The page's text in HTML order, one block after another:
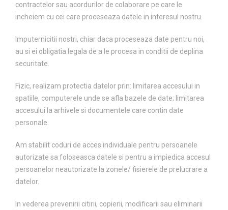
contractelor sau acordurilor de colaborare pe care le
incheiem cu cei care proceseaza datele in interesul nostru.
Imputernicitii nostri, chiar daca proceseaza date pentru noi,
au si ei obligatia legala de a le procesa in conditii de deplina
securitate.
Fizic, realizam protectia datelor prin: limitarea accesului in
spatiile, computerele unde se afla bazele de date; limitarea
accesului la arhivele si documentele care contin date
personale.
Am stabilit coduri de acces individuale pentru persoanele
autorizate sa foloseasca datele si pentru a impiedica accesul
persoanelor neautorizate la zonele/ fisierele de prelucrare a
datelor.
In vederea prevenirii citirii, copierii, modificarii sau eliminarii